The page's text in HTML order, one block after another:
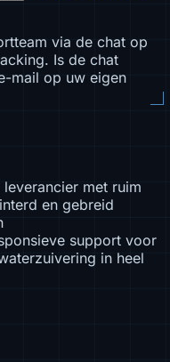
via de chat op
Is de chat
mail op uw eigen
met ruim
en gebreid
support voor
in heel